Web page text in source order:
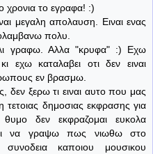
χρονια το εγραφα! :)
μεγαλη απολαυση. Ειναι ενας
πολυ.
γραφω. Αλλα "κρυφα" :) Εχω
εχω καταλαβει οτι δεν ειναι
εν βρασμω.
δεν ξερω τι ειναι αυτο που μας
τετοιας δημοσιας εκφρασης για
δεν εκφραζομαι ευκολα
να γραψω πως νιωθω στο
καποιου μουσικου